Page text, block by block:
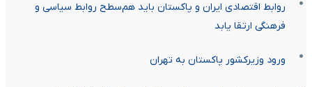
روابط اقتصادی ایران و پاکستان باید هم‌سطح روابط سیاسی و
فرهنگی ارتقا یابد
ورود وزیرکشور پاکستان به تهران